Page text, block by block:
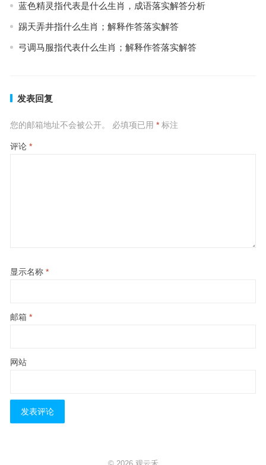
蓝色精灵指代表是什么生肖，成语落实解答分析
踢天弄井指什么生肖；解释作答落实解答
弓调马服指代表什么生肖；解释作答落实解答
发表回复
您的邮箱地址不会被公开。 必填项已用 *标注
评论 *
显示名称 *
邮箱 *
网站